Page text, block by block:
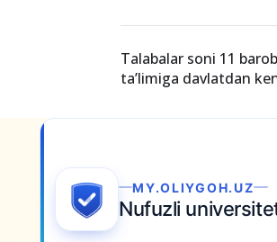
Talabalar soni 11
ta’limiga davlatdan